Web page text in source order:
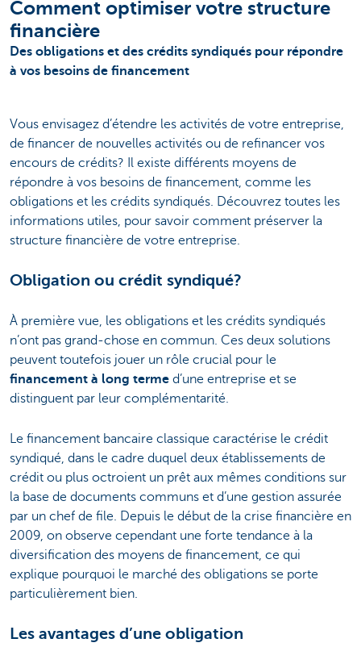
Comment optimiser votre structure
financière
Des obligations et des crédits syndiqués pour répondre
à vos besoins de financement
Vous envisagez d’étendre les activités de votre entreprise,
de financer de nouvelles activités ou de refinancer vos
encours de crédits? Il existe différents moyens de
répondre à vos besoins de financement, comme les
obligations et les crédits syndiqués. Découvrez toutes les
informations utiles, pour savoir comment préserver la
structure financière de votre entreprise.
Obligation ou crédit syndiqué?
À première vue, les obligations et les crédits syndiqués
n’ont pas grand-chose en commun. Ces deux solutions
peuvent toutefois jouer un rôle crucial pour le
financement à long terme d’une entreprise et se
distinguent par leur complémentarité.
Le financement bancaire classique caractérise le crédit
syndiqué, dans le cadre duquel deux établissements de
crédit ou plus octroient un prêt aux mêmes conditions sur
la base de documents communs et d’une gestion assurée
par un chef de file. Depuis le début de la crise financière en
2009, on observe cependant une forte tendance à la
diversification des moyens de financement, ce qui
explique pourquoi le marché des obligations se porte
particulièrement bien.
Les avantages d’une obligation